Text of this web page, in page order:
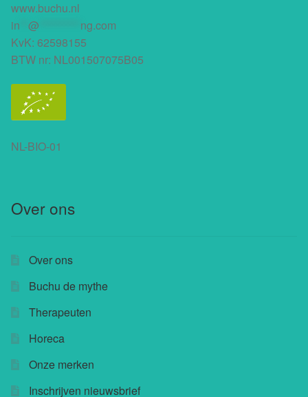
www.buchu.nl
in @
ng.com
KvK: 62598155
BTW nr: NL001507075B05
NL-BIO-01
Over ons
Over ons
Buchu de mythe
Therapeuten
Horeca
Onze merken
Inschrijven nieuwsbrief